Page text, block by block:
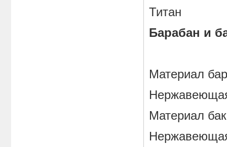
Титан
Барабан и
Материал
Материал